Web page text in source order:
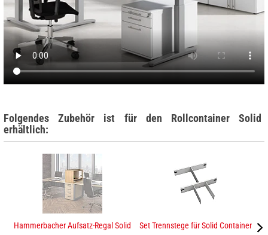
Folgendes Zubehör ist für den Rollcontainer Solid
erhältlich:
Hammerbacher Aufsatz-Regal Solid Set Trennstege für Solid Container